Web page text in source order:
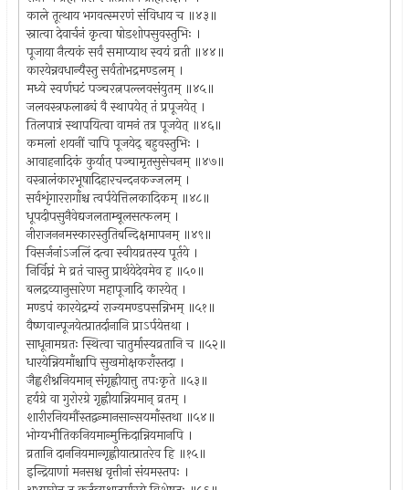
काले तूत्थाय भगवत्स्मरणं संविधाय च ॥४३॥
स्नात्वा देवार्चनं कृत्वा षोडशोपसुवस्तुभिः ।
पूजाया नैत्यकं सर्वं समाप्याथ स्वयं व्रती ॥४४॥
कारयेन्नवधान्यैस्तु सर्वतोभद्रमण्डलम् ।
मध्ये स्वर्णघटं पञ्चरत्नपल्लवसंयुतम् ॥४५॥
जलवस्त्रफलाढ्यं वै स्थापयेत् तं प्रपूजयेत् ।
तिलपात्रं स्थापयित्वा वामनं तत्र पूजयेत् ॥४६॥
कमलां शयनीं चापि पूजयेद् बहुवस्तुभिः ।
आवाहनादिकं कुर्यात् पञ्चामृतसुसेचनम् ॥४७॥
वस्त्रालंकारभूषादिहारचन्दनकज्जलम् ।
सर्वशृंगाररागाँश्च त्वर्पयेत्तिलकादिकम् ॥४८॥
धूपदीपसुनैवेद्यजलताम्बूलसत्फलम् ।
नीराजननमस्कारस्तुतिबन्दिक्षमापनम् ॥४९॥
विसर्जनांऽजलिं दत्वा स्वीयव्रतस्य पूर्तये ।
निर्विघ्नं मे व्रतं चास्तु प्रार्थयेदेवमेव ह ॥५०॥
बलद्रव्यानुसारेण महापूजादि कारयेत् ।
मण्डपं कारयेद्रम्यं राज्यमण्डपसन्निभम् ॥५१॥
वैष्णवान्पूजयेत्प्रातर्दानानि प्राऽर्पयेत्तथा ।
साधूनामग्रतः स्थित्वा चातुर्मास्यव्रतानि च ॥५२॥
धारयेन्नियमाँश्चापि सुखमोक्षकराँस्तदा ।
जैह्वशैश्ननियमान् संगृह्णीयात्तु तपःकृते ॥५३॥
हर्यग्रे वा गुरोरग्रे गृह्णीयान्नियमान् व्रतम् ।
शारीरनियमौंस्तद्वन्मानसान्सयमाँस्तथा ॥५४॥
भोग्यभौतिकनियमान्मुक्तिदान्नियमानपि ।
व्रतानि दाननियमान्गृह्णीयात्प्रातरेव हि ॥१५॥
इन्द्रियाणां मनसश्च वृत्तीनां संयमस्तपः ।